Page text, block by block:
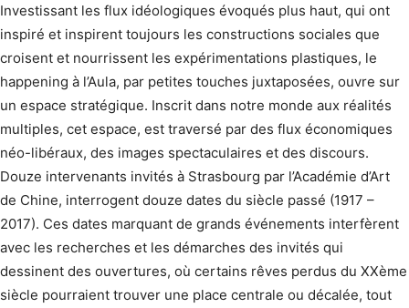
Investissant les flux idéologiques évoqués plus haut, qui ont
inspiré et inspirent toujours les constructions sociales que
croisent et nourrissent les expérimentations plastiques, le
happening à l’Aula, par petites touches juxtaposées, ouvre sur
un espace stratégique. Inscrit dans notre monde aux réalités
multiples, cet espace, est traversé par des flux économiques
néo-libéraux, des images spectaculaires et des discours.
Douze intervenants invités à Strasbourg par l’Académie d’Art
de Chine, interrogent douze dates du siècle passé (1917 –
2017). Ces dates marquant de grands événements interfèrent
avec les recherches et les démarches des invités qui
dessinent des ouvertures, où certains rêves perdus du XXème
siècle pourraient trouver une place centrale ou décalée, tout